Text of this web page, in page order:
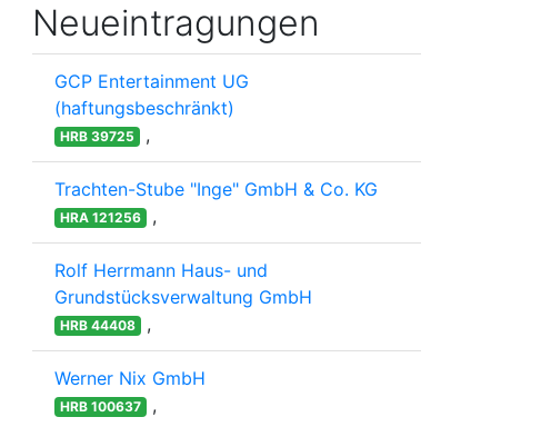
Neueintragungen
GCP Entertainment UG
(haftungsbeschränkt)
HRB 39725 ,
Trachten-Stube "Inge" GmbH & Co. KG
HRA 121256 ,
Rolf Herrmann Haus- und
Grundstücksverwaltung GmbH
HRB 44408 ,
Werner Nix GmbH
HRB 100637 ,